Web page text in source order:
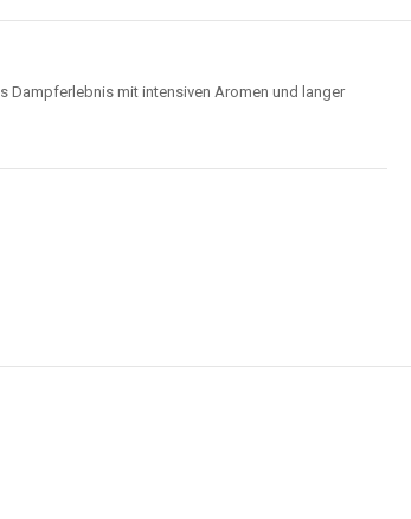
Dampferlebnis mit intensiven Aromen und langer